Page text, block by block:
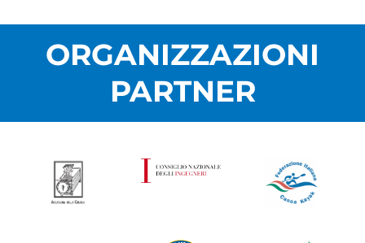
ORGANIZZAZIONI
PARTNER